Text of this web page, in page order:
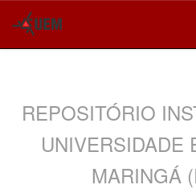
REPOSITÓRIO
UNIVERSIDADE
MARINGÁ